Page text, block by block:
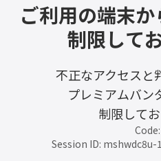
ご利用の端末
制限して
不正なアクセスと
プレミアムバン
制限してお
Session ID: